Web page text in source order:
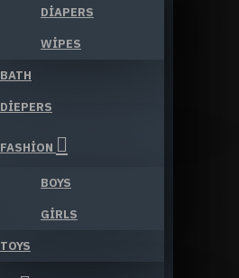
DIAPERS
WIPES
BATH
DIEPERS
FASHION
BOYS
GIRLS
TOYS